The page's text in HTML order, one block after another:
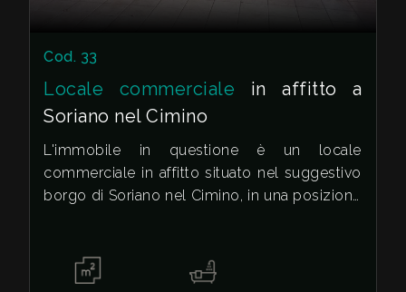
Cod. 33
Locale commerciale in affitto a
Soriano nel Cimino
L'immobile in questione è un locale
commerciale in affitto situato nel suggestivo
borgo di Soriano nel Cimino, in una posizione
La struttura si sviluppa su un'unica ampia sala,
ideale per ospitare negozi, uffici o studi